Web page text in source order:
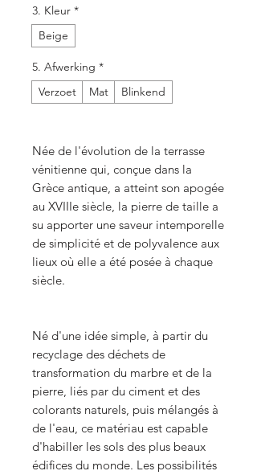
3. Kleur *
Beige
5. Afwerking *
Verzoet
Mat Blinkend
Née de l'évolution de la terrasse
vénitienne qui, conçue dans la
Grèce antique, a atteint son apogée
au XVIIIe siècle, la pierre de taille a
su apporter une saveur intemporelle
de simplicité et de polyvalence aux
lieux où elle a été posée à chaque
siècle.
Né d'une idée simple, à partir du
recyclage des déchets de
transformation du marbre et de la
pierre, liés par du ciment et des
colorants naturels, puis mélangés à
de l'eau, ce matériau est capable
d'habiller les sols des plus beaux
édifices du monde. Les possibilités